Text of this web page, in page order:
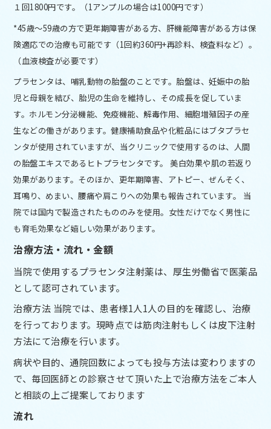
１回1800円です。（1アンプルの場合は1000円です）
*45歳～59歳の方で更年期障害がある方、肝機能障害がある方は保
険適応での治療も可能です（1回約360円+再診料、検査料など）。
（血液検査が必要です）
プラセンタは、哺乳動物の胎盤のことです。胎盤は、妊娠中の胎
児と母親を結び、胎児の生命を維持し、その成長を促していま
す。ホルモン分泌機能、免疫機能、解毒作用、細胞増殖因子の産
生などの働きがあります。健康補助食品や化粧品にはブタプラセ
ンタが使用されていますが、当クリニックで使用するのは、人間
の胎盤エキスであるヒトプラセンタです。 美白効果や肌の若返り
効果があります。そのほか、更年期障害、アトピー、ぜんそく、
耳鳴り、めまい、腰痛や肩こりへの効果も報告されています。 当
院では国内で製造されたもののみを使用。女性だけでなく男性に
も育毛効果など嬉しい効果があります。
治療方法・流れ・金額
当院で使用するプラセンタ注射薬は、厚生労働省で医薬品
として認可されています。
治療方法 当院では、患者様1人1人の目的を確認し、治療
を行っております。現時点では筋肉注射もしくは皮下注射
方法にて治療を行います。
病状や目的、通院回数によっても投与方法は変わりますの
で、毎回医師との診察させて頂いた上で治療方法をご本人
と相談の上ご提案しております
流れ